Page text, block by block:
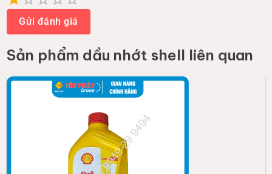
10%
SHELL
Nhớt Shell AX5 20W50 (1L) SLMA
132.000đ
Thêm vào giỏ